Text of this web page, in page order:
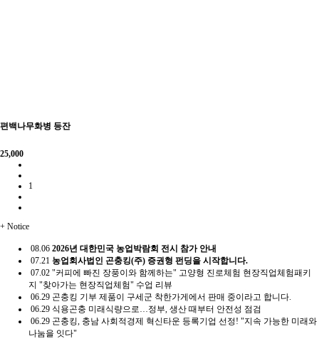
편백나무화병 등잔
25,000
1
+ Notice
08.06 2026년 대한민국 농업박람회 전시 참가 안내
07.21 농업회사법인 곤충킹(주) 증권형 펀딩을 시작합니다.
07.02 "커피에 빠진 장풍이와 함께하는" 고양형 진로체험 현장직업체험패키
지 "찾아가는 현장직업체험" 수업 리뷰
06.29 곤충킹 기부 제품이 구세군 착한가게에서 판매 중이라고 합니다.
06.29 식용곤충 미래식량으로…정부, 생산 때부터 안전성 점검
06.29 곤충킹, 충남 사회적경제 혁신타운 등록기업 선정! "지속 가능한 미래와
나눔을 잇다"